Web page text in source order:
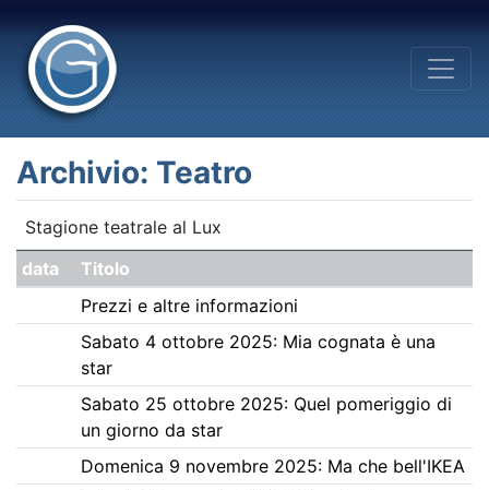
Archivio: Teatro
Stagione teatrale al Lux
data
Titolo
Prezzi e altre informazioni
Sabato 4 ottobre 2025: Mia cognata è una
star
Sabato 25 ottobre 2025: Quel pomeriggio di
un giorno da star
Domenica 9 novembre 2025: Ma che bell'IKEA